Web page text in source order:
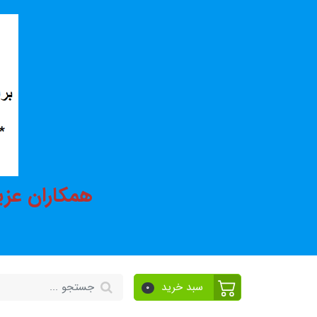
همکاران
سبد خرید 0